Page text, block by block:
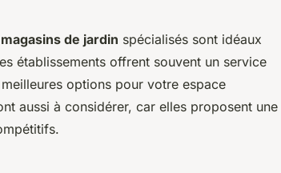
magasins de jardin spécialisés sont idéaux
établissements offrent souvent un service
options pour votre espace
aussi à considérer, car elles proposent une